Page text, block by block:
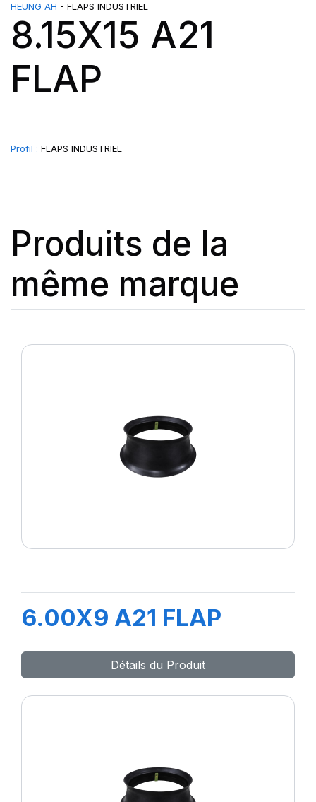
HEUNG AH - FLAPS INDUSTRIEL
8.15X15 A21
FLAP
Profil : FLAPS INDUSTRIEL
Produits de la
même marque
6.00X9 A21 FLAP
Détails du Produit